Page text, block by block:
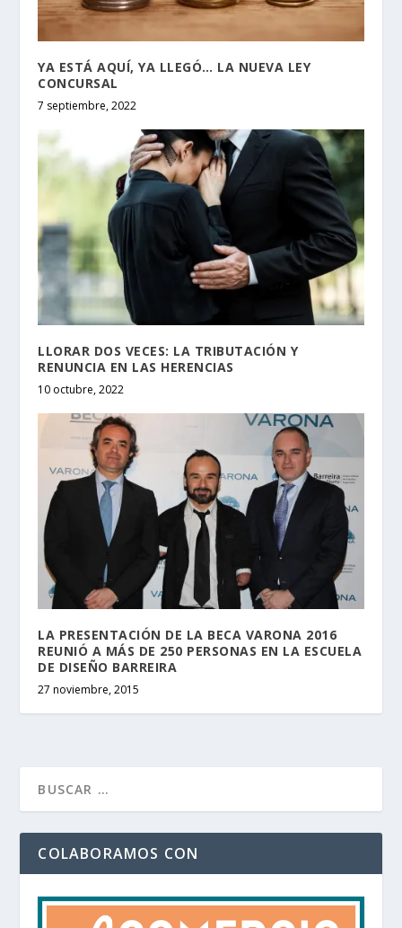
YA ESTÁ AQUÍ, YA LLEGÓ… LA NUEVA LEY
CONCURSAL
7 septiembre, 2022
LLORAR DOS VECES: LA TRIBUTACIÓN Y
RENUNCIA EN LAS HERENCIAS
10 octubre, 2022
LA PRESENTACIÓN DE LA BECA VARONA 2016
REUNIÓ A MÁS DE 250 PERSONAS EN LA ESCUELA
DE DISEÑO BARREIRA
27 noviembre, 2015
COLABORAMOS CON